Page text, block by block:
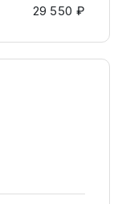
29 550 ₽